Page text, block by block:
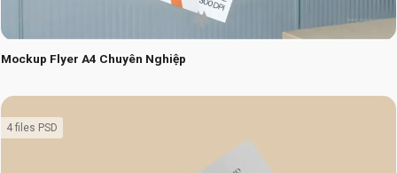
Mockup Flyer A4 Chuyên Nghiệp
4 files PSD